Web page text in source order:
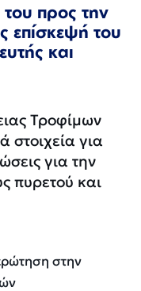
προς την
επίσκεψή του
και
Τροφίμων
στοιχεία για
για την
πυρετού και
στην